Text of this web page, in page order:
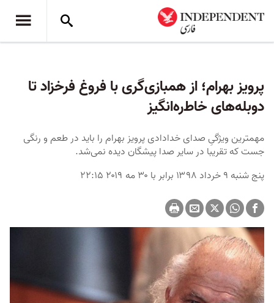
پرویز بهرام؛ از همبازی‌گری با فروغ فرخزاد تا
دوبله‌های خاط‌ره‌انگیز
مهمترین ویژگیِ صدای خدادادی پرویز بهرام را باید در طعم و رنگی
جست که تقریبا در سایر صدا پیشگان دیده نمی‌شد.
پنج شنبه ۹ خرداد ۱۳۹۸ برابر با ۳۰ مه ۲۰۱۹ ۲۲:۱۵